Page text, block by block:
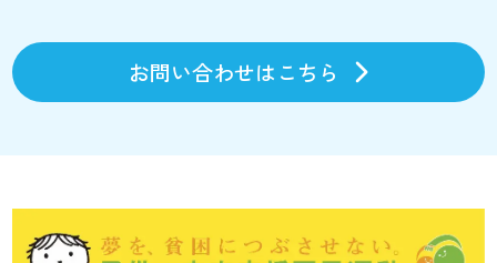
お問い合わせはこちら